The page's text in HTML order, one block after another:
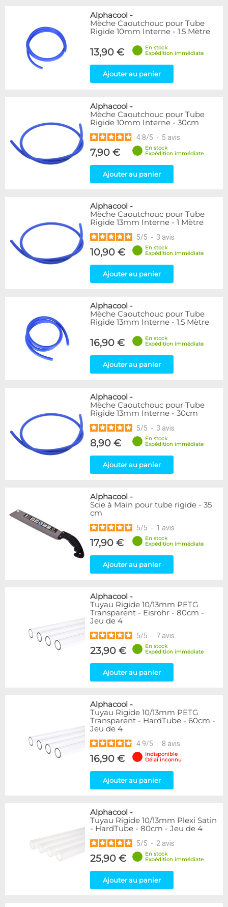
Alphacool -
Mèche Caoutchouc pour Tube
Rigide 10mm Interne - 1.5 Mètre
13,90 €
En stock
Expédition immédiate
Ajouter au panier
Alphacool -
Mèche Caoutchouc pour Tube
Rigide 10mm Interne - 30cm
4.8/5 - 5 avis
7,90 €
En stock
Expédition immédiate
Ajouter au panier
Alphacool -
Mèche Caoutchouc pour Tube
Rigide 13mm Interne - 1 Mètre
5/5 - 3 avis
10,90 €
En stock
Expédition immédiate
Ajouter au panier
Alphacool -
Mèche Caoutchouc pour Tube
Rigide 13mm Interne - 1.5 Mètre
16,90 €
En stock
Expédition immédiate
Ajouter au panier
Alphacool -
Mèche Caoutchouc pour Tube
Rigide 13mm Interne - 30cm
5/5 - 3 avis
8,90 €
En stock
Expédition immédiate
Ajouter au panier
Alphacool -
Scie à Main pour tube rigide - 35
cm
5/5 - 1 avis
17,90 €
En stock
Expédition immédiate
Ajouter au panier
Alphacool -
Tuyau Rigide 10/13mm PETG
Transparent - Eisrohr - 80cm -
Jeu de 4
5/5 - 7 avis
23,90 €
En stock
Expédition immédiate
Ajouter au panier
Alphacool -
Tuyau Rigide 10/13mm PETG
Transparent - HardTube - 60cm -
Jeu de 4
4.9/5 - 8 avis
16,90 €
Indisponible
Délai inconnu
Ajouter au panier
Alphacool -
Tuyau Rigide 10/13mm Plexi Satin
- HardTube - 80cm - Jeu de 4
5/5 - 2 avis
25,90 €
En stock
Expédition immédiate
Ajouter au panier